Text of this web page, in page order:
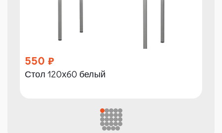
550
Стол 120х60 белый